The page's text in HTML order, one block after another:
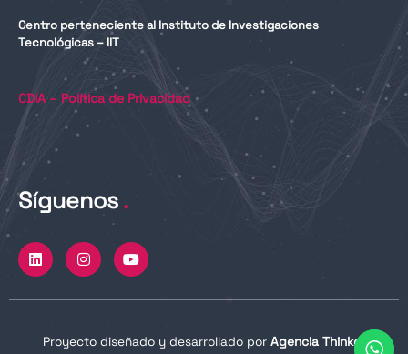
Centro perteneciente al Instituto de Investigaciones
Tecnológicas – IIT
CDIA – Política de Privacidad
Síguenos.
L
i
n
k
e
I
n
s
t
a
a
Y
o
u
t
u
Proyecto diseñado y desarrollado por Agencia Thinker